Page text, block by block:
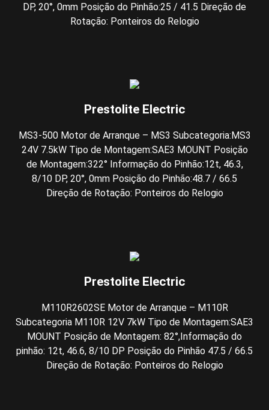
DP, 20°, 0mm Posição do Pinhão:25 / 41.5 Direção de
Rotação: Ponteiros do Relogio
Prestolite Electric
MS3-500 Motor de Arranque – MS3 Subcategoria:MS3
24V 7.5kW Tipo de Montagem:SAE3 MOUNT Posição
de Montagem:322° Informação do Pinhão:12t, 46.3,
8/10 DP, 20°, 0mm Posição do Pinhão:48.7 / 66.5
Direção de Rotação: Ponteiros do Relogio
Prestolite Electric
M110R2602SE Motor de Arranque – M110R
Subcategoria M110R 12V 7kW Tipo de Montagem:SAE3
MOUNT Posição de Montagem: 82°,Informação do
pinhão: 12t, 46.6, 8/10 DP Posição do Pinhão 47.5 / 66.5
Direção de Rotação: Ponteiros do Relogio